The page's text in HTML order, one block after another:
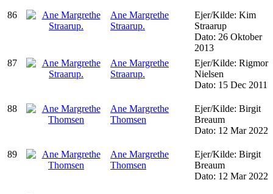
86
Ane Margrethe
Straarup.
Ejer/Kilde: Kim
Straarup
Dato: 26 Oktober
2013
87
Ane Margrethe
Straarup.
Ejer/Kilde: Rigmor
Nielsen
Dato: 15 Dec 2011
88
Ane Margrethe
Thomsen
Ejer/Kilde: Birgit
Breaum
Dato: 12 Mar 2022
89
Ane Margrethe
Thomsen
Ejer/Kilde: Birgit
Breaum
Dato: 12 Mar 2022